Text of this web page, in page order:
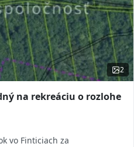
2
na rekreáciu o rozlohe
vo Finticiach za